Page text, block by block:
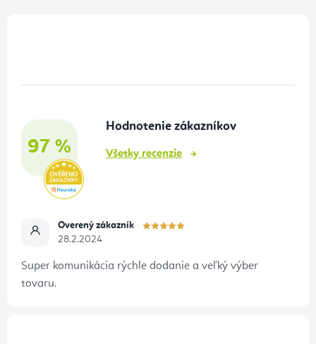
97 %
Hodnotenie zákazníkov
Všetky recenzie
Overený zákazník
28.2.2024
Super komunikácia rýchle dodanie a veľký výber
tovaru.